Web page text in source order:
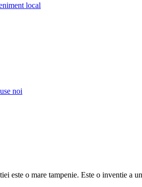
local
noi
este o mare tampenie. Este o inventie a